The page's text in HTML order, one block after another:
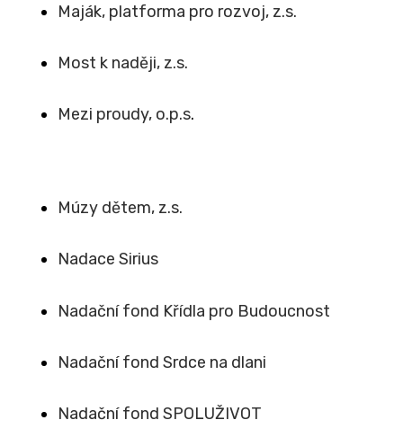
Maják, platforma pro rozvoj, z.s.
Most k naději, z.s.
Mezi proudy, o.p.s.
Múzy dětem, z.s.
Nadace Sirius
Nadační fond Křídla pro Budoucnost
Nadační fond Srdce na dlani
Nadační fond SPOLUŽIVOT